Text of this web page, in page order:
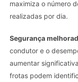
maximiza o número
realizadas por dia.
Segurança
condutor e o
aumentar
frotas podem